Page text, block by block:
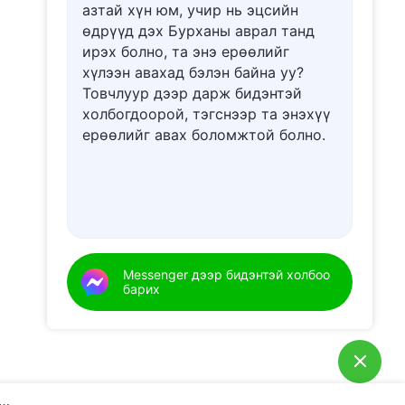
азтай хүн юм, учир нь эцсийн
өдрүүд дэх Бурханы аврал танд
ирэх болно, та энэ ерѳѳлийг
хүлээн авахад бэлэн байна уу?
Товчлуур дээр дарж бидэнтэй
холбогдоорой, тэгснээр та энэхүү
ерѳѳлийг авах боломжтой болно.
Messenger дээр бидэнтэй холбоо
барих
Өдөр тутмын Бурханы үг: Хүн төрөлхтний завхралыг илчлэх нь | Эшлэл 358